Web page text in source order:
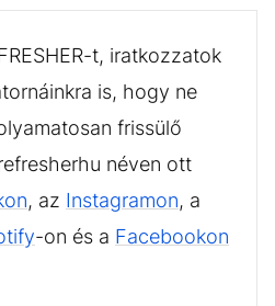
t, iratkozzatok
is, hogy ne
frissülő
néven ott
, az Instagramon, a
-on és a Facebookon